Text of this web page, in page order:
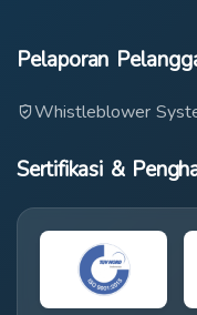
Pelaporan
Whistleblower
Sertifikasi &